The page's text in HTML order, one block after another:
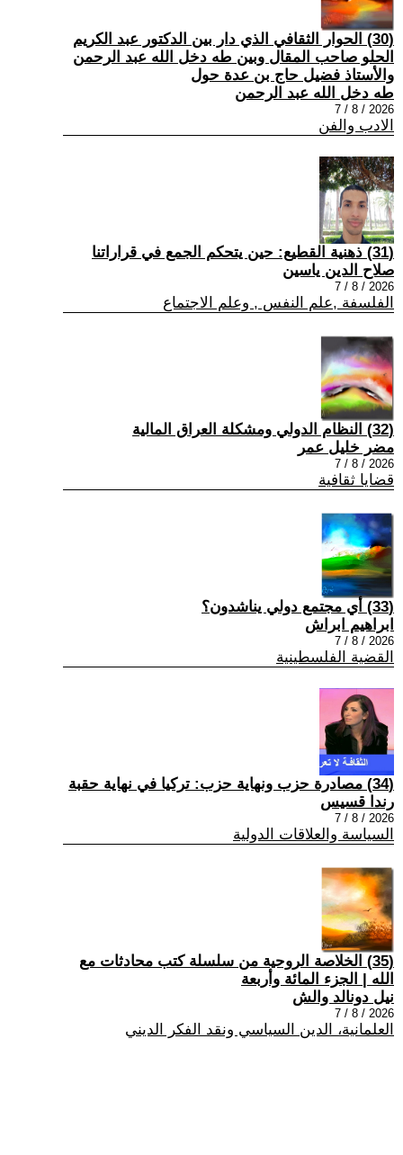
(30) الحوار الثقافي الذي دار بين الدكتور عبد الكريم
الحلو صاحب المقال وبين طه دخل الله عبد الرحمن
والأستاذ فضيل حاج بن عدة حول
طه دخل الله عبد الرحمن
2026 / 8 / 7
الادب والفن
(31) ذهنية القطيع: حين يتحكم الجمع في قراراتنا
صلاح الدين ياسين
2026 / 8 / 7
الفلسفة ,علم النفس , وعلم الاجتماع
(32) النظام الدولي ومشكلة العراق المالية
مضر خليل عمر
2026 / 8 / 7
قضايا ثقافية
(33) أي مجتمع دولي يناشدون؟
ابراهيم ابراش
2026 / 8 / 7
القضية الفلسطينية
(34) مصادرة حزب ونهاية حزب: تركيا في نهاية حقبة
رندا قسيس
2026 / 8 / 7
السياسة والعلاقات الدولية
(35) الخلاصة الروحية من سلسلة كتب محادثات مع
الله | الجزء المائة وأربعة
نيل دونالد والش
2026 / 8 / 7
العلمانية، الدين السياسي ونقد الفكر الديني